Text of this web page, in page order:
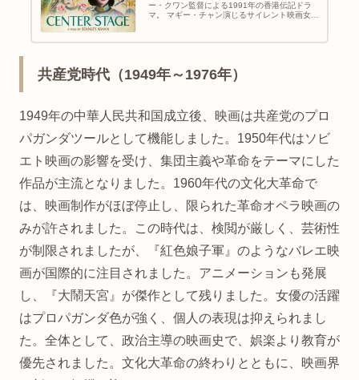
ー・クワン監督による1991年の香港伝記ドラ
マ。 マギー・チャン演じるサイレント映画女
画祭で最優秀女優賞を受賞しています。
共産党時代（1949年～1976年）
1949年の中華人民共和国成立後、映画は共産党のプロ
パガンダツールとして機能しました。1950年代はソビ
エト映画の影響を受け、集団主義や革命をテーマにした
作品が主流となりました。1960年代の文化大革命で
は、映画制作がほぼ停止し、限られた革命オペラ映画の
みが許されました。この時代は、検閲が厳しく、芸術性
が制限されましたが、『紅色娘子軍』のようなバレエ映
画が国際的に注目されました。アニメーションも発展
し、『大鬧天宮』が傑作として残りました。女優の活躍
はプロパガンダ色が強く、個人の表現は抑えられまし
た。全体として、政治主導の映画史で、娯楽より教育が
優先されました。文化大革命の終わりとともに、映画界